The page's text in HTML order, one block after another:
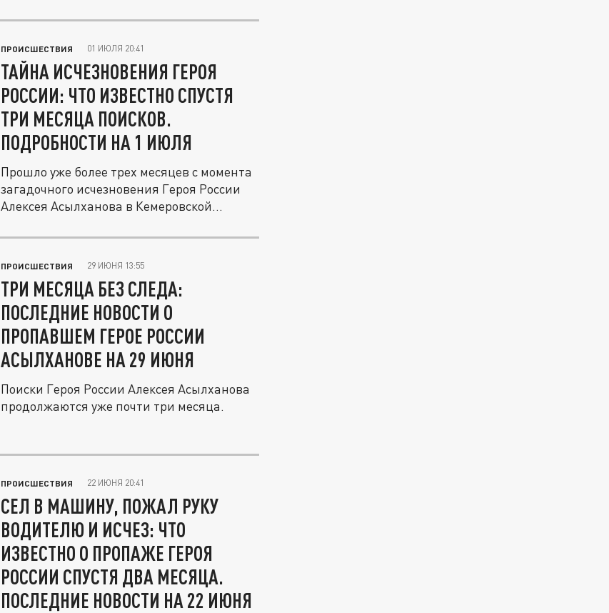
ПРОИСШЕСТВИЯ 01 ИЮЛЯ 20:41
ТАЙНА ИСЧЕЗНОВЕНИЯ ГЕРОЯ
РОССИИ: ЧТО ИЗВЕСТНО СПУСТЯ
ТРИ МЕСЯЦА ПОИСКОВ.
ПОДРОБНОСТИ НА 1 ИЮЛЯ
Прошло уже более трех месяцев с момента
загадочного исчезновения Героя России
Алексея Асылханова в Кемеровской...
ПРОИСШЕСТВИЯ 29 ИЮНЯ 13:55
ТРИ МЕСЯЦА БЕЗ СЛЕДА:
ПОСЛЕДНИЕ НОВОСТИ О
ПРОПАВШЕМ ГЕРОЕ РОССИИ
АСЫЛХАНОВЕ НА 29 ИЮНЯ
Поиски Героя России Алексея Асылханова
продолжаются уже почти три месяца.
ПРОИСШЕСТВИЯ 22 ИЮНЯ 20:41
СЕЛ В МАШИНУ, ПОЖАЛ РУКУ
ВОДИТЕЛЮ И ИСЧЕЗ: ЧТО
ИЗВЕСТНО О ПРОПАЖЕ ГЕРОЯ
РОССИИ СПУСТЯ ДВА МЕСЯЦА.
ПОСЛЕДНИЕ НОВОСТИ НА 22 ИЮНЯ